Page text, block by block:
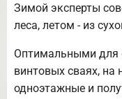
Зимой эксперты
леса, летом - из
Оптимальными для
винтовых сваях,
одноэтажные и